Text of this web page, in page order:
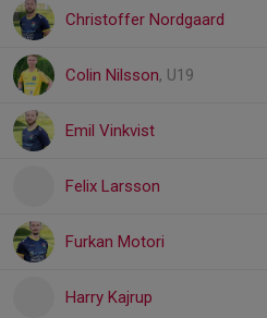
Christoffer Nordgaard
Colin Nilsson, U19
Emil Vinkvist
Felix Larsson
Furkan Motori
Harry Kajrup